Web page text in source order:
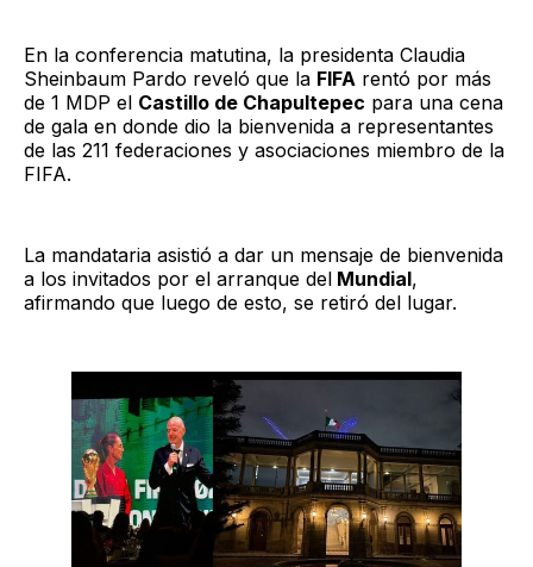
En la conferencia matutina, la presidenta Claudia
Sheinbaum Pardo reveló que la FIFA rentó por más
de 1 MDP el Castillo de Chapultepec para una cena
de gala en donde dio la bienvenida a representantes
de las 211 federaciones y asociaciones miembro de la
FIFA.
La mandataria asistió a dar un mensaje de bienvenida
a los invitados por el arranque del Mundial,
afirmando que luego de esto, se retiró del lugar.